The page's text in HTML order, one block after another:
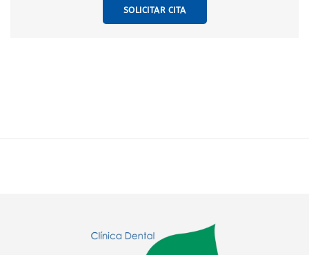
SOLICITAR CITA